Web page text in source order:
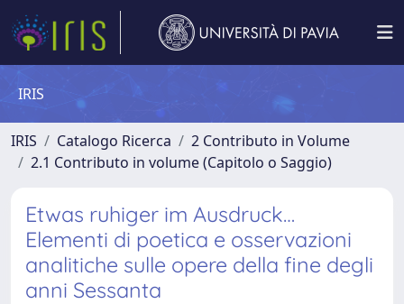
IRIS
IRIS Catalogo Ricerca
2 Contributo in Volume
2.1 Contributo in volume (Capitolo o Saggio)
Etwas ruhiger im Ausdruck…
Elementi di poetica e osservazioni
analitiche sulle opere della fine degli
anni Sessanta